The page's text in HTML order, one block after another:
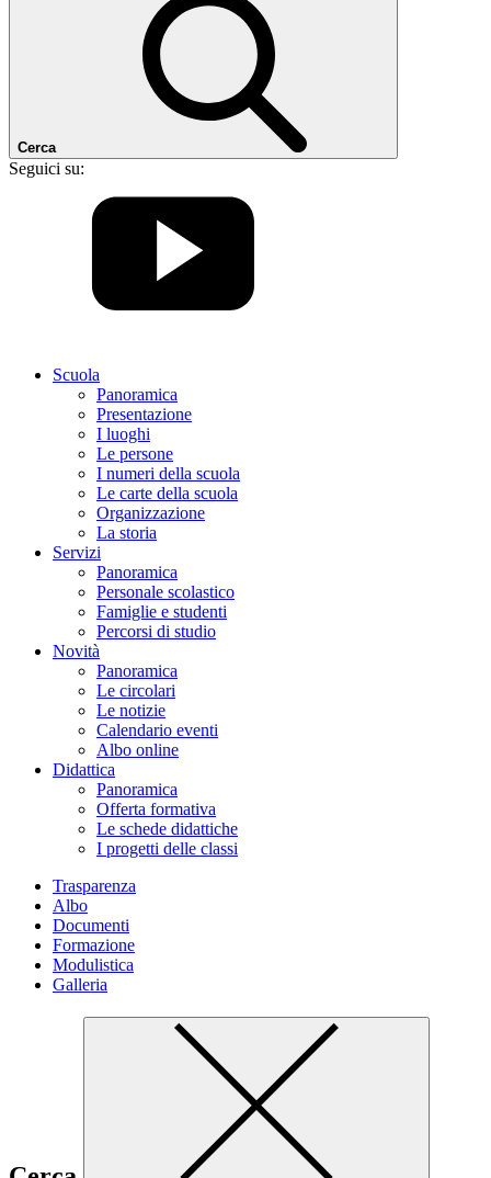
Cerca
Seguici su:
Scuola
Panoramica
Presentazione
I luoghi
Le persone
I numeri della scuola
Le carte della scuola
Organizzazione
La storia
Servizi
Panoramica
Personale scolastico
Famiglie e studenti
Percorsi di studio
Novità
Panoramica
Le circolari
Le notizie
Calendario eventi
Albo online
Didattica
Panoramica
Offerta formativa
Le schede didattiche
I progetti delle classi
Trasparenza
Albo
Documenti
Formazione
Modulistica
Galleria